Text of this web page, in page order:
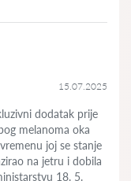
15.07.2025
dodatak prije
melanoma oka
joj se stanje
na jetru i dobila
18. 5.